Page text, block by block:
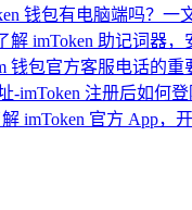
钱包有电脑端吗？一
解 imToken 助记词器
钱包官方客服电话的重
-imToken 注册后如何
imToken 官方 App，